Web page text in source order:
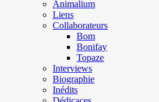
Animalium
Liens
Collaborateurs
Bom
Bonifay
Topaze
Interviews
Biographie
Inédits